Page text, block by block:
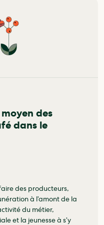
des
dans le
des producteurs,
à l’amont de la
du métier,
et la jeunesse à s’y